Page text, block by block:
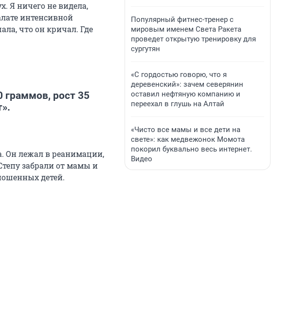
Я ничего не видела,
интенсивной
что он кричал. Где
граммов, рост 35
Он лежал в реанимации,
забрали от мамы и
детей.
Популярный фитнес-тренер с
мировым именем Света Ракета
проведет открытую тренировку для
сургутян
«С гордостью говорю, что я
деревенский»: зачем северянин
оставил нефтяную компанию и
переехал в глушь на Алтай
«Чисто все мамы и все дети на
свете»: как медвежонок Момота
покорил буквально весь интернет.
Видео